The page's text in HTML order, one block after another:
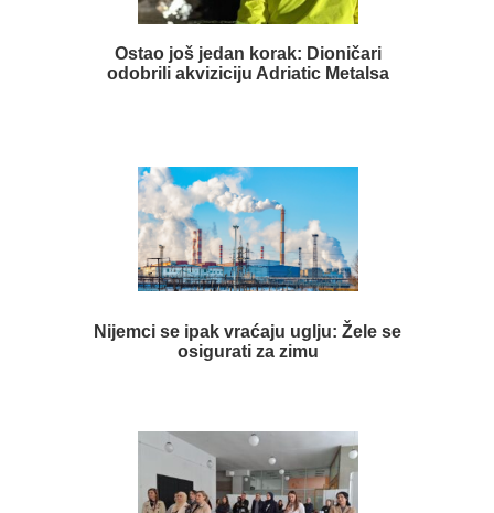
Ostao još jedan korak: Dioničari
odobrili akviziciju Adriatic Metalsa
Nijemci se ipak vraćaju uglju: Žele se
osigurati za zimu